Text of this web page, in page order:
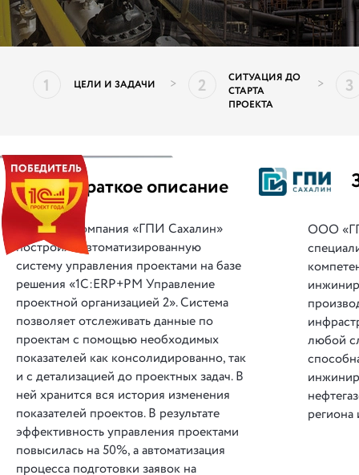
1 ЦЕЛИ И ЗАДАЧИ > 2
СИТУАЦИЯ ДО
СТАРТА
ПРОЕКТА
> 3
|| Краткое описание
Компания «ГПИ Сахалин»
построила автоматизированную
систему управления проектами на базе
решения «1С:ERP+PM Управление
проектной организацией 2». Система
позволяет отслеживать данные по
проектам с помощью необходимых
показателей как консолидированно, так
и с детализацией до проектных задач. В
ней хранится вся история изменения
показателей проектов. В результате
эффективность управления проектами
повысилась на 50%, а автоматизация
процесса подготовки заявок на
ООО
любой
региона